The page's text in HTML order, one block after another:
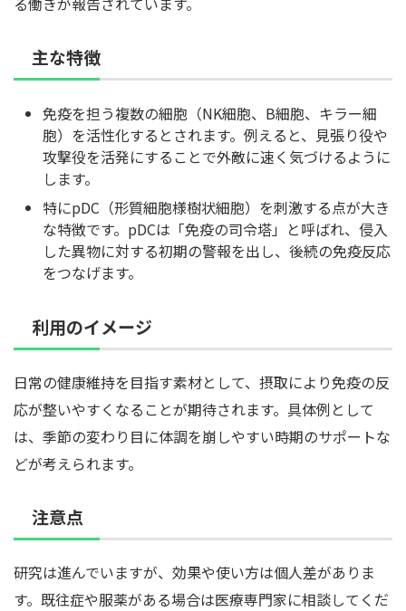
主な特徴
免疫を担う複数の細胞（NK細胞、B細胞、キラー細
胞）を活性化するとされます。例えると、見張り役や
攻撃役を活発にすることで外敵に速く気づけるように
します。
特にpDC（形質細胞様樹状細胞）を刺激する点が大き
な特徴です。pDCは「免疫の司令塔」と呼ばれ、侵入
した異物に対する初期の警報を出し、後続の免疫反応
をつなげます。
利用のイメージ
日常の健康維持を目指す素材として、摂取により免疫の反
応が整いやすくなることが期待されます。具体例として
は、季節の変わり目に体調を崩しやすい時期のサポートな
どが考えられます。
注意点
研究は進んでいますが、効果や使い方は個人差がありま
す。既往症や服薬がある場合は医療専門家に相談してくだ